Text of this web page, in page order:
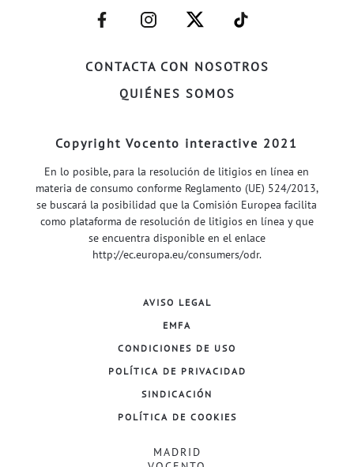
CONTACTA CON NOSOTROS
QUIÉNES SOMOS
–
FACEBOOK–
–
INSTAGRAM–
–
TWITTER–
–
WELIFE–
Copyright Vocento interactive 2021
En lo posible, para la resolución de litigios en línea en
materia de consumo conforme Reglamento (UE) 524/2013,
se buscará la posibilidad que la Comisión Europea facilita
como plataforma de resolución de litigios en línea y que
se encuentra disponible en el enlace
http://ec.europa.eu/consumers/odr.
AVISO LEGAL
EMFA
CONDICIONES DE USO
POLÍTICA DE PRIVACIDAD
SINDICACIÓN
POLÍTICA DE COOKIES
MADRID